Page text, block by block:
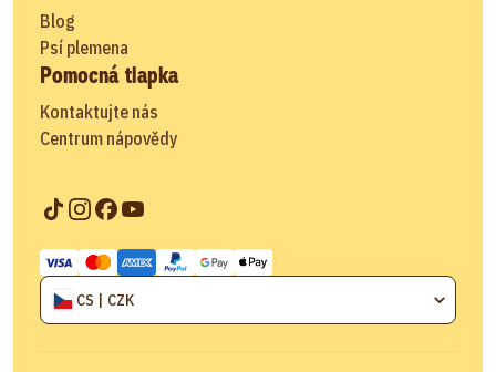
Blog
Psí plemena
Pomocná tlapka
Kontaktujte nás
Centrum nápovědy
CS | CZK